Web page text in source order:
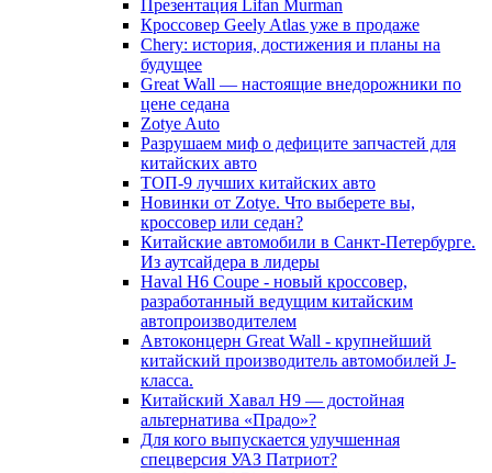
Презентация Lifan Murman
Кроссовер Geely Atlas уже в продаже
Chery: история, достижения и планы на
будущее
Great Wall — настоящие внедорожники по
цене седана
Zotye Auto
Разрушаем миф о дефиците запчастей для
китайских авто
ТОП-9 лучших китайских авто
Новинки от Zotye. Что выберете вы,
кроссовер или седан?
Китайские автомобили в Санкт-Петербурге.
Из аутсайдера в лидеры
Haval H6 Coupe - новый кроссовер,
разработанный ведущим китайским
автопроизводителем
Автоконцерн Great Wall - крупнейший
китайский производитель автомобилей J-
класса.
Китайский Хавал H9 — достойная
альтернатива «Прадо»?
Для кого выпускается улучшенная
спецверсия УАЗ Патриот?